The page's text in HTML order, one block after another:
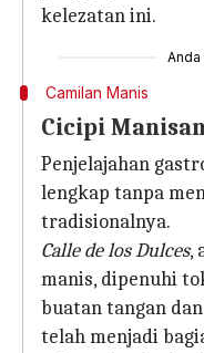
kelezatan ini.
Anda
Camilan Manis
Cicipi
Penjelajahan
lengkap tanpa
tradisionalnya.
Calle de los Dulces,
manis, dipenuhi
buatan tangan
telah menjadi